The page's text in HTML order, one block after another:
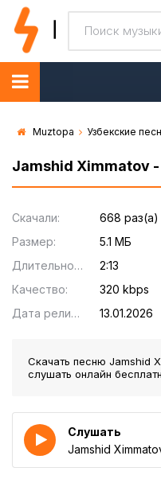
Muztopa Узбекские
Jamshid Ximmatov
Скачали:
668 раз(а)
Размер:
5.1 МБ
Длительность:
2:13
Качество:
320 kbps
Дата релиза:
13.01.2026
Скачать песню Jamshid
слушать онлайн
Слушать
Jamshid